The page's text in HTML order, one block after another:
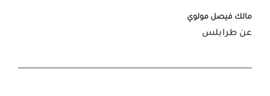
مالك فيصل مولوي
عن طرابلس